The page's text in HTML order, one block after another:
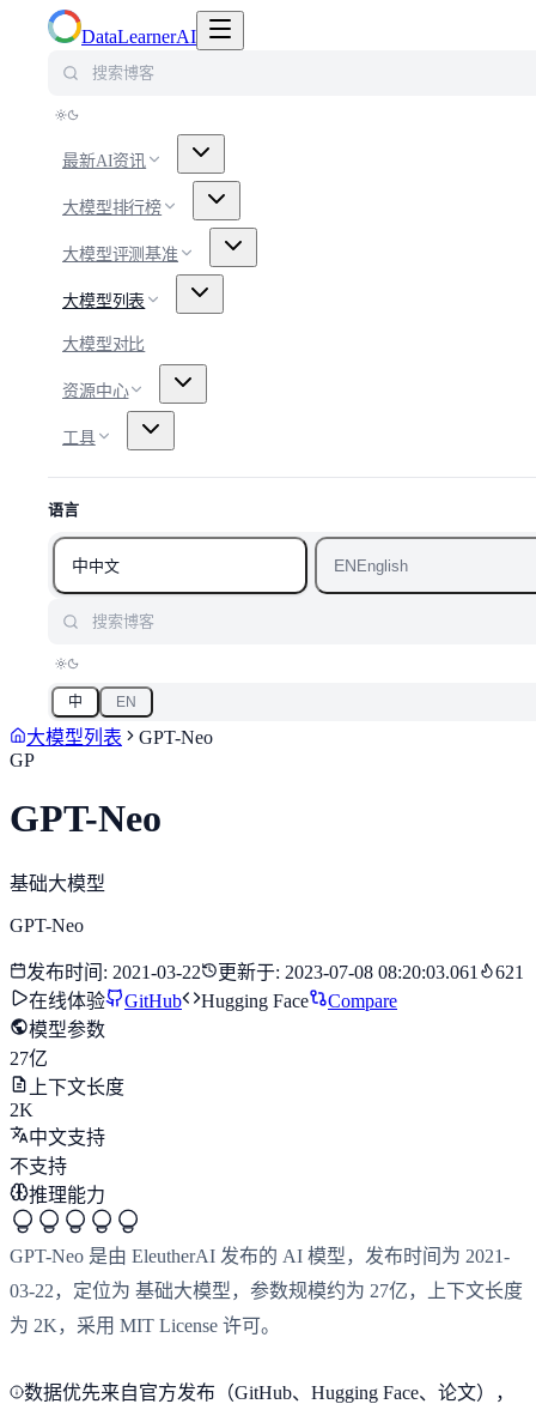
DataLearnerAI
最新AI资讯
大模型排行榜
大模型评测基准
大模型列表
大模型对比
资源中心
工具
语言
中中文 ENEnglish
中 EN
大模型列表
GPT-Neo
GP
GPT-Neo
基础大模型
GPT-Neo
发布时间 : 2021-03-22 更新于: 2023-07-08 08:20:03.061
621
在线体验
GitHub Hugging Face
Compare
模型参数
27亿
上下文长度
2K
中文支持
不支持
推理能力
GPT-Neo 是由 EleutherAI 发布的 AI 模型，发布时间为 2021-
03-22，定位为 基础大模型，参数规模约为 27亿，上下文长度
为 2K，采用 MIT License 许可。
数据优先来自官方发布（GitHub、Hugging Face、论文），